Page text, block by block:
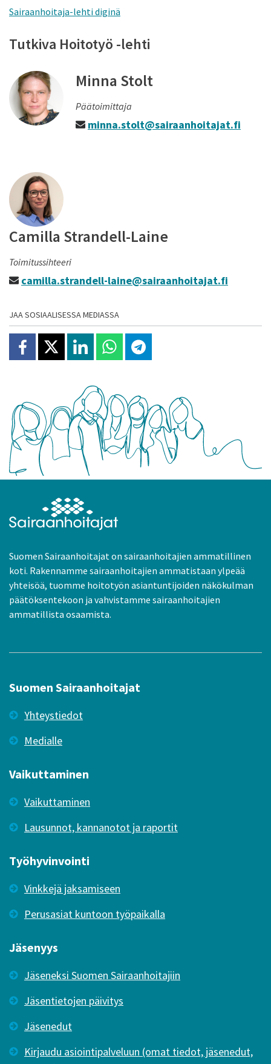
Sairaanhoitaja-lehti diginä
Tutkiva Hoitotyö -lehti
Minna Stolt
Päätoimittaja
minna.stolt@sairaanhoitajat.fi
Camilla Strandell-Laine
Toimitussihteeri
camilla.strandell-laine@sairaanhoitajat.fi
JAA SOSIAALISESSA MEDIASSA
Jaa Facebookissa
Jaa X:ssäJaa Linkedinissä
Jaa Whatsappissa
Jaa Telegramissa
Suomen Sairaanhoitajat on sairaanhoitajien ammatillinen
koti. Rakennamme sairaanhoitajien ammatistaan ylpeää
yhteisöä, tuomme hoitotyön asiantuntijoiden näkökulman
päätöksentekoon ja vahvistamme sairaanhoitajien
ammatillista osaamista.
Suomen Sairaanhoitajat
Yhteystiedot
Medialle
Vaikuttaminen
Vaikuttaminen
Lausunnot, kannanotot ja raportit
Työhyvinvointi
Vinkkejä jaksamiseen
Perusasiat kuntoon työpaikalla
Jäsenyys
Jäseneksi Suomen Sairaanhoitajiin
Jäsentietojen päivitys
Jäsenedut
Kirjaudu asiointipalveluun (omat tiedot, jäsenedut,